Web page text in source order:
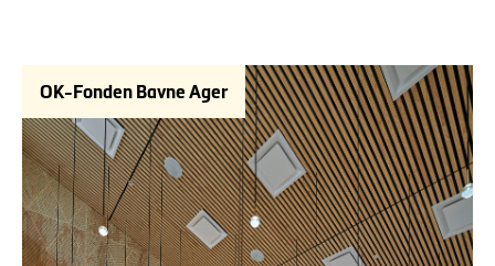
OK-Fonden Bavne Ager